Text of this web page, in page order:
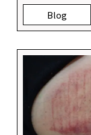
Blog